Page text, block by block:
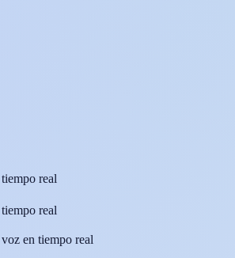
real
real
en tiempo real